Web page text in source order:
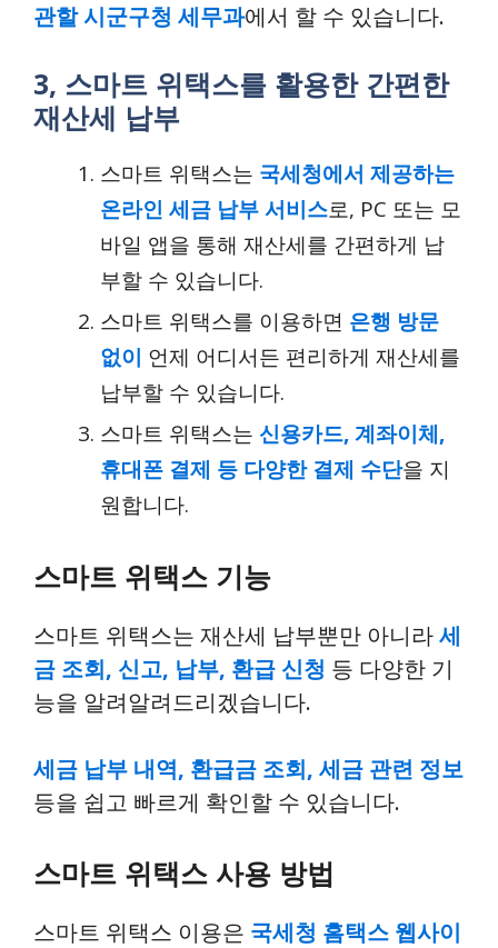
관할 시군구청 세무과에서 할 수 있습니다.
3, 스마트 위택스를 활용한 간편한
재산세 납부
스마트 위택스는 국세청에서 제공하는
온라인 세금 납부 서비스로, PC 또는 모
바일 앱을 통해 재산세를 간편하게 납
부할 수 있습니다.
스마트 위택스를 이용하면 은행 방문
없이 언제 어디서든 편리하게 재산세를
납부할 수 있습니다.
스마트 위택스는 신용카드, 계좌이체,
휴대폰 결제 등 다양한 결제 수단을 지
원합니다.
스마트 위택스 기능
스마트 위택스는 재산세 납부뿐만 아니라세
금 조회, 신고, 납부, 환급 신청 등 다양한 기
능을 알려알려드리겠습니다.
세금 납부 내역, 환급금 조회, 세금 관련 정보
등을 쉽고 빠르게 확인할 수 있습니다.
스마트 위택스 사용 방법
스마트 위택스 이용은 국세청 홈택스 웹사이